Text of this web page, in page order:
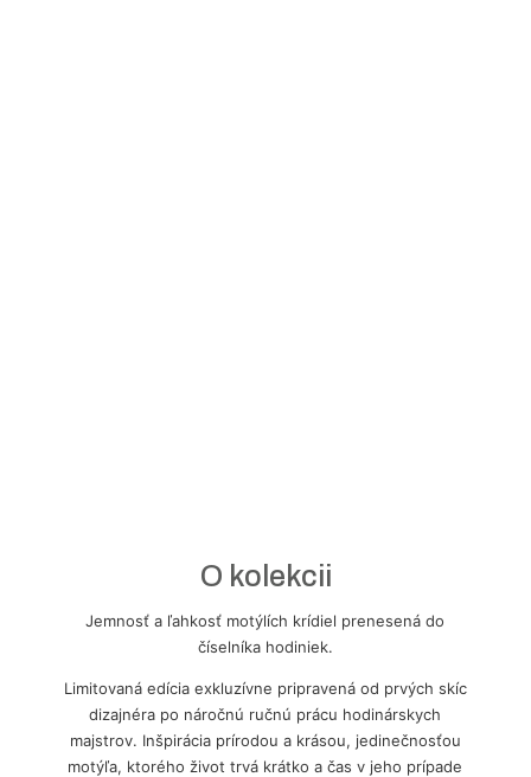
O kolekcii
Jemnosť a ľahkosť motýlích krídiel prenesená do
číselníka hodiniek.
Limitovaná edícia exkluzívne pripravená od prvých skíc
dizajnéra po náročnú ručnú prácu hodinárskych
majstrov. Inšpirácia prírodou a krásou, jedinečnosťou
motýľa, ktorého život trvá krátko a čas v jeho prípade